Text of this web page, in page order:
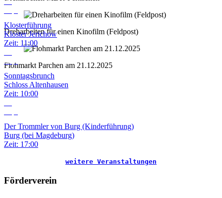
Dreharbeiten für einen Kinofilm (Feldpost)
Flohmarkt Parchen am 21.12.2025
Klosterführung
Kloster Jerichow
Zeit: 11:00
Sep.
Sonntagsbrunch
Schloss Altenhausen
Zeit: 10:00
Der Trommler von Burg (Kinderführung)
Burg (bei Magdeburg)
Zeit: 17:00
weitere Veranstaltungen
Förderverein